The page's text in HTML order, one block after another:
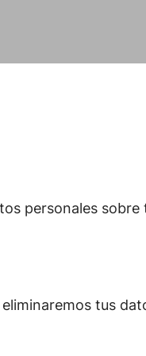
personales
tus